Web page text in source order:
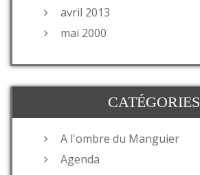
avril 2013
mai 2000
CATÉGORIES
A l'ombre du Manguier
Agenda